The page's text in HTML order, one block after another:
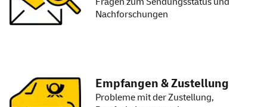
Nachforschungen
Empfangen & Zustellung
Probleme mit der Zustellung,